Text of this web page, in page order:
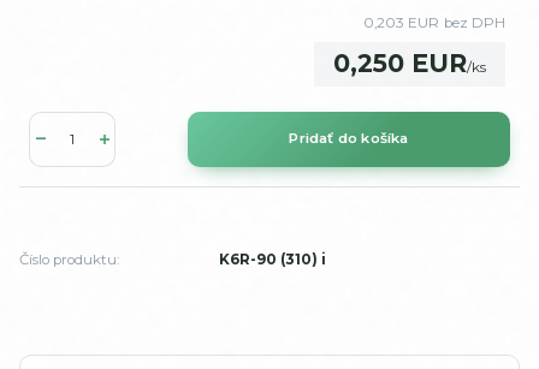
0,250 EUR/ks
0,203 EUR bez DPH
Pridať do košíka
Číslo produktu: K6R-90 (310) i